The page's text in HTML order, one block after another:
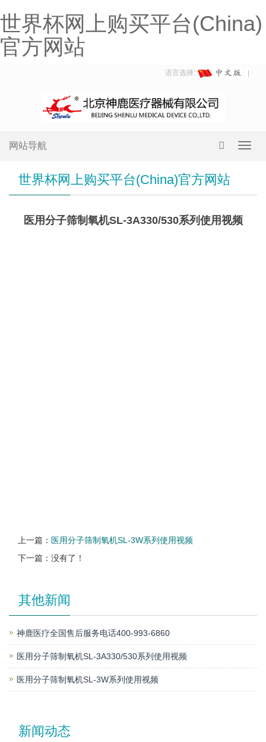
世界杯网上购买平台(China)
官方网站
语言选择:
网站导航
世界杯网上购买平台(China)官方网站
医用分子筛制氧机SL-3A330/530系列使用视频
上一篇： 医用分子筛制氧机SL-3W系列使用视频
下一篇：没有了！
其他新闻
神鹿医疗全国售后服务电话400-993-6860
医用分子筛制氧机SL-3A330/530系列使用视频
医用分子筛制氧机SL-3W系列使用视频
新闻动态